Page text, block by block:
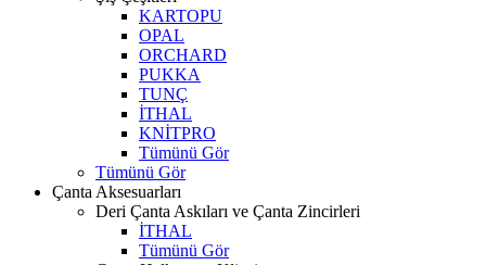
KARTOPU
OPAL
ORCHARD
PUKKA
TUNÇ
İTHAL
KNİTPRO
Tümünü Gör
Tümünü Gör
Çanta Aksesuarları
Deri Çanta Askıları ve Çanta Zincirleri
İTHAL
Tümünü Gör